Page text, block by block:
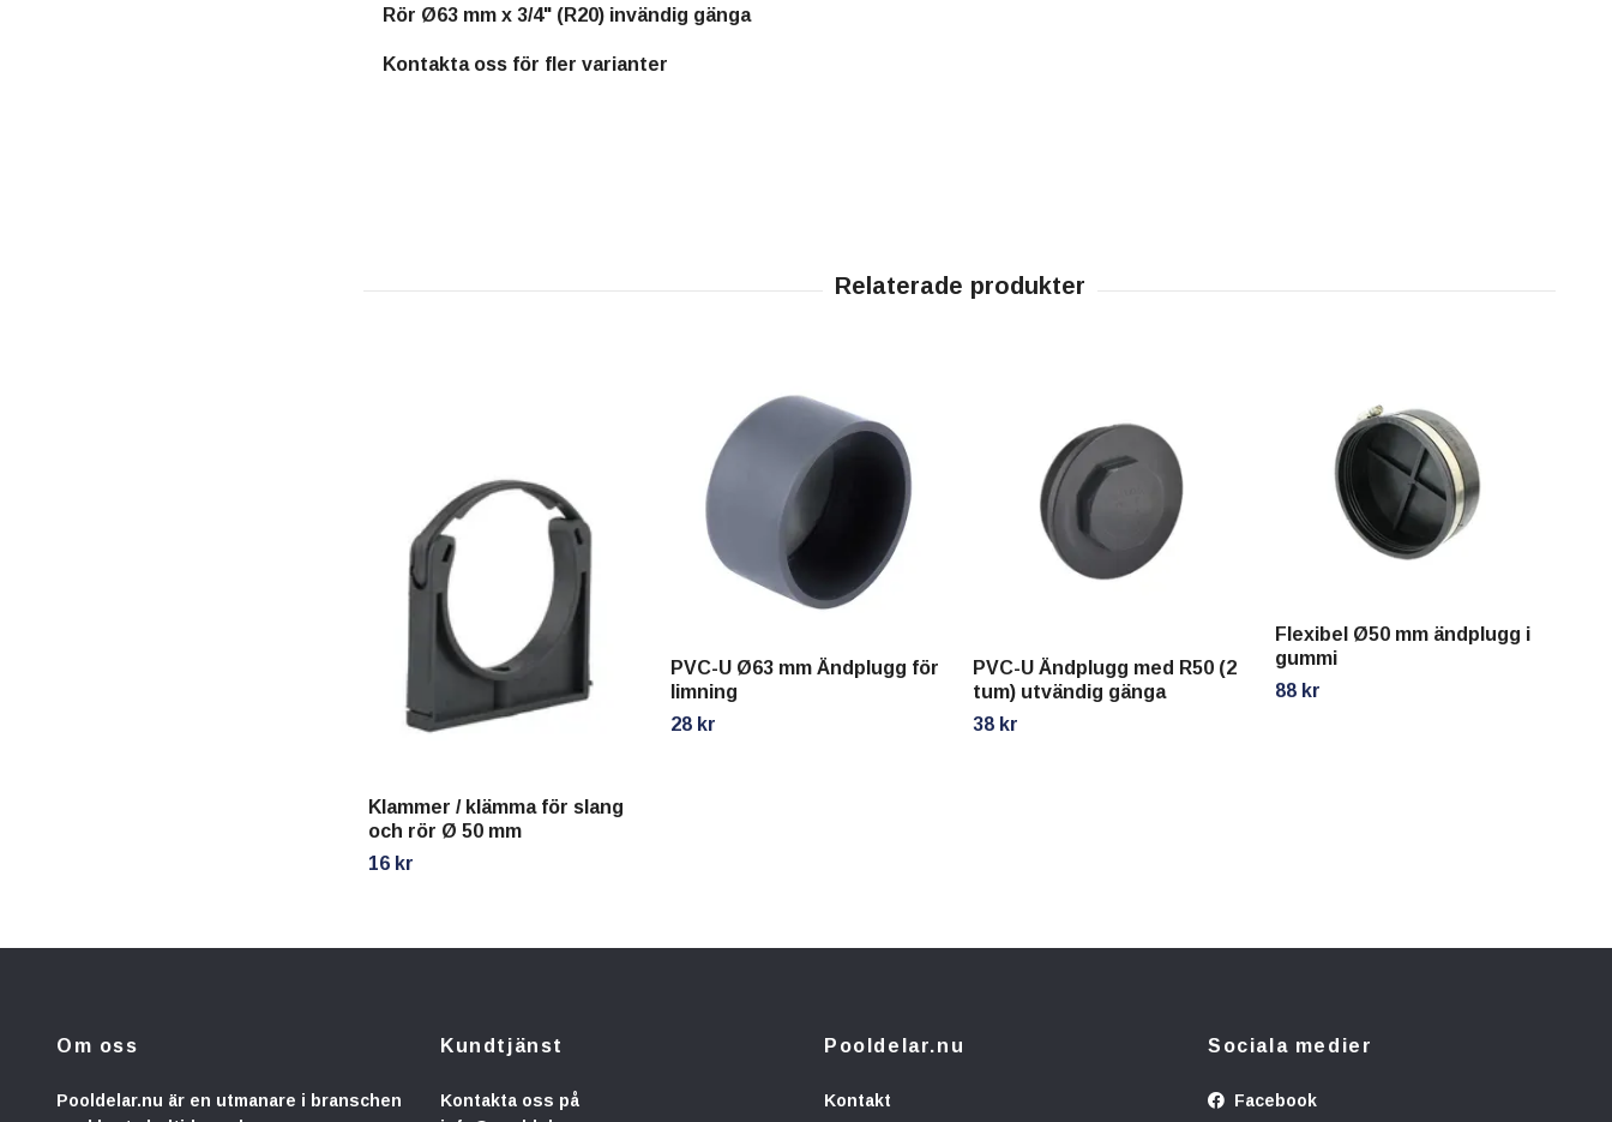
Rör Ø63 mm x 3/4" (R20) invändig gänga
Kontakta oss för fler varianter
Klammer / klämma för slang
och rör Ø 50 mm
16 kr
PVC-U Ø63 mm Ändplugg för
limning
28 kr
PVC-U Ändplugg med R50 (2
tum) utvändig gänga
38 kr
Flexibel Ø50 mm ändplugg i
gummi
88 kr
Om oss
Pooldelar.nu är en utmanare i branschen
Kundtjänst
Kontakta oss på
Pooldelar.nu
Kontakt
Sociala medier
Facebook